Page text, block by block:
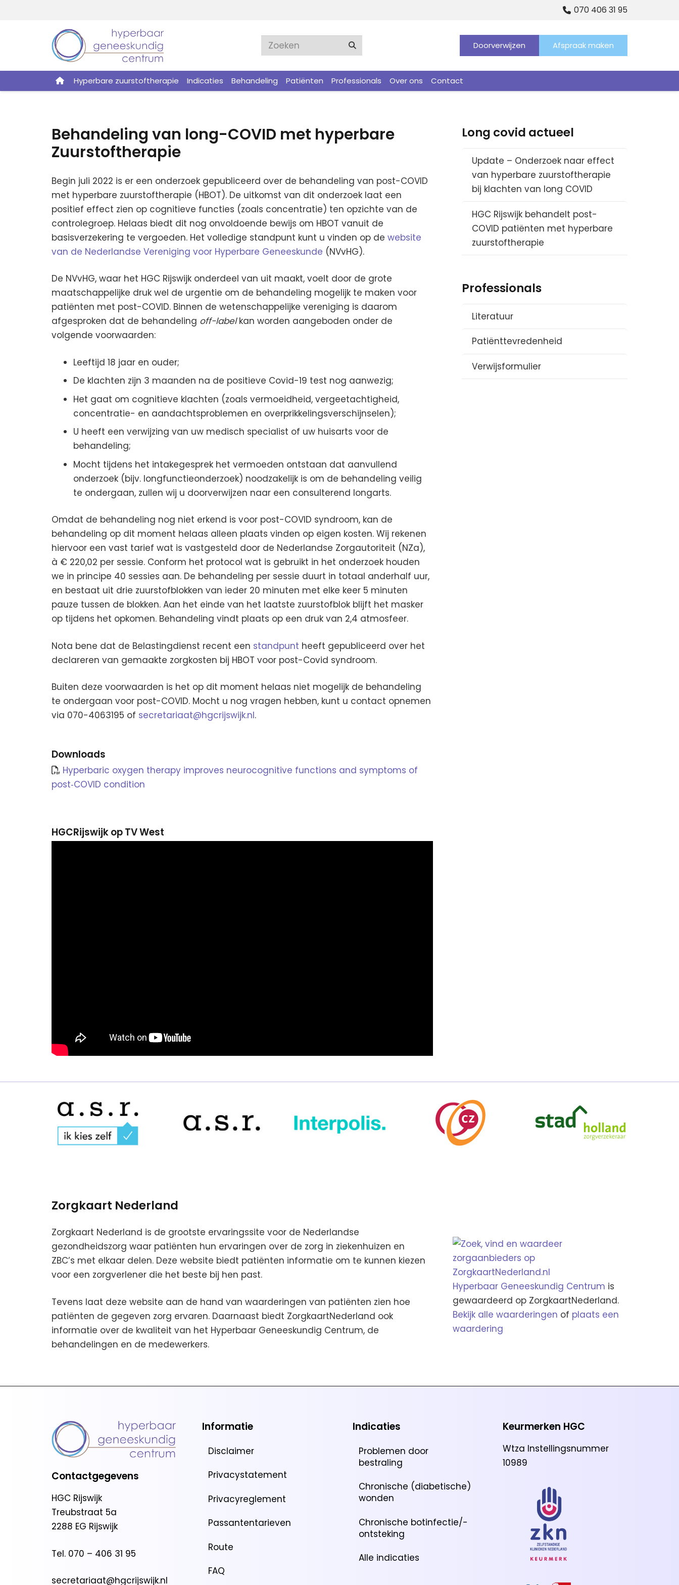
070 406 31 95
Doorverwijzen Afspraak maken
Hyperbare zuurstoftherapie Indicaties Behandeling Patiënten Professionals Over ons Contact
Behandeling van long-COVID met hyperbare
Zuurstoftherapie
Begin juli 2022 is er een onderzoek gepubliceerd over de behandeling van post-COVID
met hyperbare zuurstoftherapie (HBOT). De uitkomst van dit onderzoek laat een
positief effect zien op cognitieve functies (zoals concentratie) ten opzichte van de
controlegroep. Helaas biedt dit nog onvoldoende bewijs om HBOT vanuit de
basisverzekering te vergoeden. Het volledige standpunt kunt u vinden op de website
van de Nederlandse Vereniging voor Hyperbare Geneeskunde (NVvHG).
De NVvHG, waar het HGC Rijswijk onderdeel van uit maakt, voelt door de grote
maatschappelijke druk wel de urgentie om de behandeling mogelijk te maken voor
patiënten met post-COVID. Binnen de wetenschappelijke vereniging is daarom
afgesproken dat de behandeling off-labelkan worden aangeboden onder de
volgende voorwaarden:
Leeftijd 18 jaar en ouder;
De klachten zijn 3 maanden na de positieve Covid-19 test nog aanwezig;
Het gaat om cognitieve klachten (zoals vermoeidheid, vergeetachtigheid,
concentratie- en aandachtsproblemen en overprikkelingsverschijnselen);
U heeft een verwijzing van uw medisch specialist of uw huisarts voor de
behandeling;
Mocht tijdens het intakegesprek het vermoeden ontstaan dat aanvullend
onderzoek (bijv. longfunctieonderzoek) noodzakelijk is om de behandeling veilig
te ondergaan, zullen wij u doorverwijzen naar een consulterend longarts.
Omdat de behandeling nog niet erkend is voor post-COVID syndroom, kan de
behandeling op dit moment helaas alleen plaats vinden op eigen kosten. Wij rekenen
hiervoor een vast tarief wat is vastgesteld door de Nederlandse Zorgautoriteit (NZa),
à € 220,02 per sessie. Conform het protocol wat is gebruikt in het onderzoek houden
we in principe 40 sessies aan. De behandeling per sessie duurt in totaal anderhalf uur,
en bestaat uit drie zuurstofblokken van ieder 20 minuten met elke keer 5 minuten
pauze tussen de blokken. Aan het einde van het laatste zuurstofblok blijft het masker
op tijdens het opkomen. Behandeling vindt plaats op een druk van 2,4 atmosfeer.
Nota bene dat de Belastingdienst recent een standpunt heeft gepubliceerd over het
declareren van gemaakte zorgkosten bij HBOT voor post-Covid syndroom.
Buiten deze voorwaarden is het op dit moment helaas niet mogelijk de behandeling
te ondergaan voor post-COVID. Mocht u nog vragen hebben, kunt u contact opnemen
via 070-4063195 of secretariaat@hgcrijswijk.nl.
Downloads
Hyperbaric oxygen therapy improves neurocognitive functions and symptoms of
post‑COVID condition
HGCRijswijk op TV West
Long covid actueel
Update – Onderzoek naar effect
van hyperbare zuurstoftherapie
bij klachten van long COVID
HGC Rijswijk behandelt post-
COVID patiënten met hyperbare
zuurstoftherapie
Professionals
Literatuur
Patiënttevredenheid
Verwijsformulier
Zorgkaart Nederland
Zorgkaart Nederland is de grootste ervaringssite voor de Nederlandse
gezondheidszorg waar patiënten hun ervaringen over de zorg in ziekenhuizen en
ZBC’s met elkaar delen. Deze website biedt patiënten informatie om te kunnen kiezen
voor een zorgverlener die het beste bij hen past.
Tevens laat deze website aan de hand van waarderingen van patiënten zien hoe
patiënten de gegeven zorg ervaren. Daarnaast biedt ZorgkaartNederland ook
informatie over de kwaliteit van het Hyperbaar Geneeskundig Centrum, de
behandelingen en de medewerkers.
Hyperbaar Geneeskundig Centrum is
gewaardeerd op ZorgkaartNederland.
Bekijk alle waarderingen of plaats een
waardering
Contactgegevens
HGC Rijswijk
Treubstraat 5a
2288 EG Rijswijk
Tel. 070 – 406 31 95
secretariaat@hgcrijswijk.nl
Informatie
Disclaimer
Privacystatement
Privacyreglement
Passantentarieven
Route
FAQ
Indicaties
Problemen door
bestraling
Chronische (diabetische)
wonden
Chronische botinfectie/-
ontsteking
Alle indicaties
Keurmerken HGC
Wtza Instellingsnummer
10989